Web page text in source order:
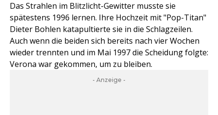
Das Strahlen im Blitzlicht-Gewitter musste sie
spätestens 1996 lernen. Ihre Hochzeit mit "Pop-Titan"
Dieter Bohlen katapultierte sie in die Schlagzeilen.
Auch wenn die beiden sich bereits nach vier Wochen
wieder trennten und im Mai 1997 die Scheidung folgte:
Verona war gekommen, um zu bleiben.
- Anzeige -